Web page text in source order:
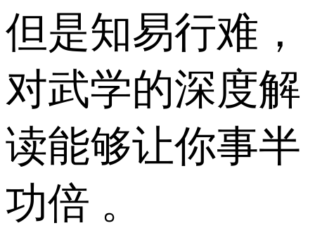
但是知易行难，
对武学的深度解
读能够让你事半
功倍 。